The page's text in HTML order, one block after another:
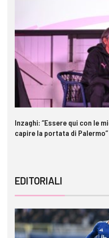
Inzaghi: “Essere qui con le
capire la portata di Palermo”
EDITORIALI